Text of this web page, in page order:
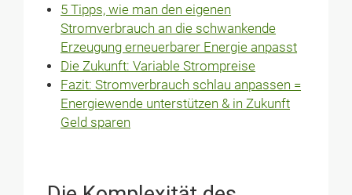
5 Tipps, wie man den eigenen
Stromverbrauch an die schwankende
Erzeugung erneuerbarer Energie anpasst
Die Zukunft: Variable Strompreise
Fazit: Stromverbrauch schlau anpassen =
Energiewende unterstützen & in Zukunft
Geld sparen